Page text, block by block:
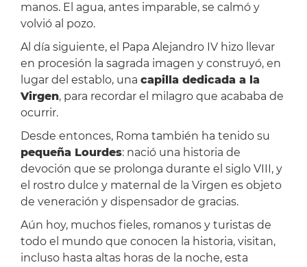
manos. El agua, antes imparable, se calmó y
volvió al pozo.
Al día siguiente, el Papa Alejandro IV hizo llevar
en procesión la sagrada imagen y construyó, en
lugar del establo, una capilla dedicada a la
Virgen, para recordar el milagro que acababa de
ocurrir.
Desde entonces, Roma también ha tenido su
pequeña Lourdes: nació una historia de
devoción que se prolonga durante el siglo VIII, y
el rostro dulce y maternal de la Virgen es objeto
de veneración y dispensador de gracias.
Aún hoy, muchos fieles, romanos y turistas de
todo el mundo que conocen la historia, visitan,
incluso hasta altas horas de la noche, esta